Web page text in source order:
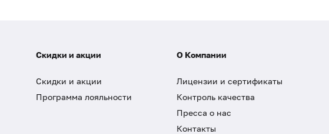
Скидки и акции
Скидки и акции
Программа лояльности
О Компании
Лицензии и сертификаты
Контроль качества
Пресса о нас
Контакты